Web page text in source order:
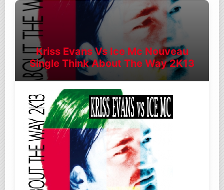
Kriss Evans Vs Ice Mc Nouveau
Single Think About The Way 2K13